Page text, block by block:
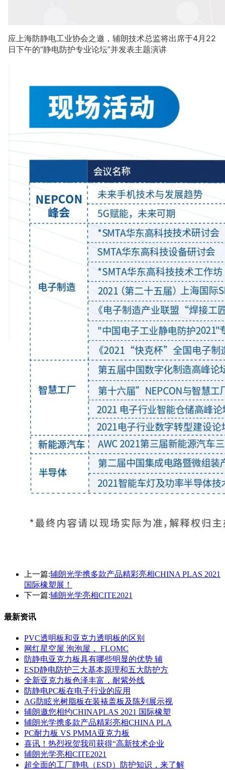
应上海防静电工业协会之邀，辅朗技术总监将出席于4月22
日下午的“静电防护专业论坛”并发表主题演讲
上一篇:辅朗光学携多款产品精彩亮相CHINA PLAS 2021
国际橡塑展！
下一篇:辅朗光学亮相CITE2021
最新资讯
PVC透明板和亚克力透明板的区别
网红星空屋 泡泡屋， FLOMC
防静电亚克力板具有哪些明显的优势 辅
ESD静电防护三大基本原理和五大防护方
全新亚克力板色泽丰富，耐紫外线
防静电PC板在电子行业的应用
AG防眩光树脂板在装裱盖板及陈列展示视
辅朗邀您相约CHINAPLAS 2021 国际橡塑
辅朗光学携多款产品精彩亮相CHINA PLA
PC耐力板 VS PMMA亚克力板
喜讯！热烈祝贺我司获得“高新技术企业
辅朗光学亮相CITE2021
超全面的工厂静电（ESD）防护知识，来了解